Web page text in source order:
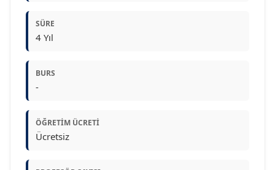
SÜRE
4 Yıl
BURS
-
ÖĞRETIM ÜCRETI
Ücretsiz